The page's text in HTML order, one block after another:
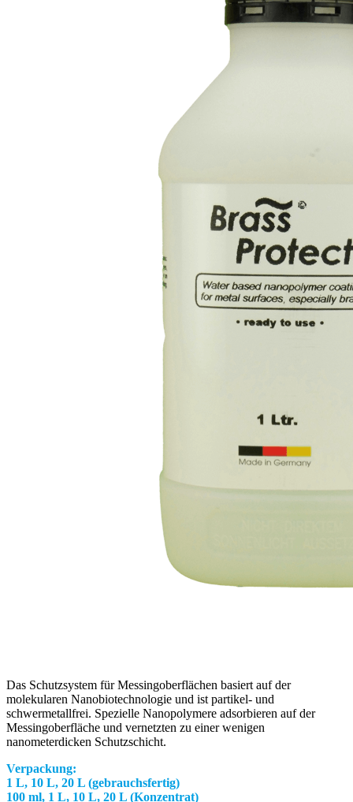
Das Schutzsystem für Messingoberflächen basiert auf der
molekularen Nanobiotechnologie und ist partikel- und
schwermetallfrei. Spezielle Nanopolymere adsorbieren auf der
Messingoberfläche und vernetzten zu einer wenigen
nanometerdicken Schutzschicht.
Verpackung:
1 L, 10 L, 20 L (gebrauchsfertig)
100 ml, 1 L, 10 L, 20 L (Konzentrat)